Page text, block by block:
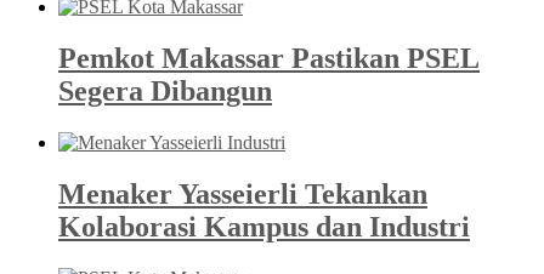
Pemkot Makassar Pastikan PSEL
Segera Dibangun
Menaker Yasseierli Tekankan
Kolaborasi Kampus dan Industri